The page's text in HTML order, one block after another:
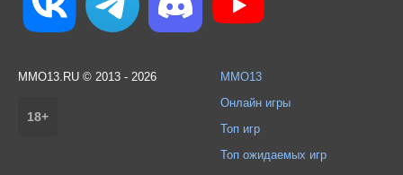
MMO13.RU © 2013 - 2026
18+
MMO13
Онлайн игры
Топ игр
Топ ожидаемых игр